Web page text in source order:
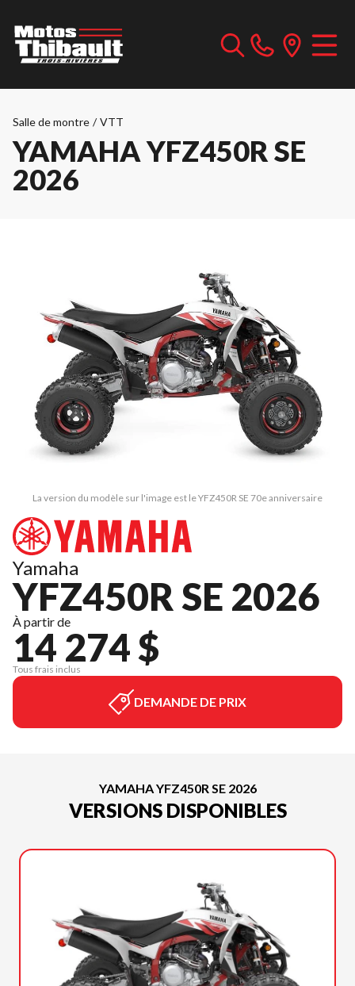
Salle de montre / VTT
YAMAHA YFZ450R SE
2026
La version du modèle sur l'image est le YFZ450R SE 70e anniversaire
Yamaha
YFZ450R SE 2026
À partir de
14 274 $
Tous frais inclus
DEMANDE DE PRIX
YAMAHA YFZ450R SE 2026
VERSIONS DISPONIBLES